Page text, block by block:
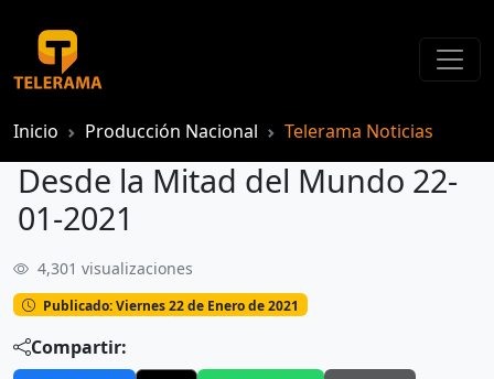
Inicio Producción Nacional Telerama Noticias
Desde la Mitad del Mundo 22-
01-2021
Desde la Mitad del Mundo 22-01-2021
4,301 visualizaciones
Publicado: Viernes 22 de Enero de 2021
Compartir: